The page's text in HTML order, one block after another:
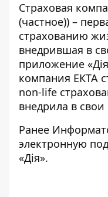
Страховая
(частное)) –
страхованию
внедрившая в
приложение
компания ЕКТА
non-life
внедрила в
Ранее
электронную
«Дія».